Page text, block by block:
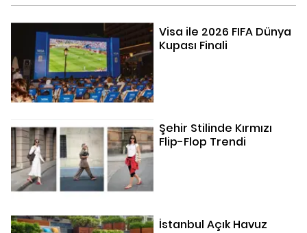
Visa ile 2026 FIFA Dünya
Kupası Finali
Şehir Stilinde Kırmızı
Flip-Flop Trendi
İstanbul Açık Havuz